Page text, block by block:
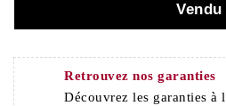
Vendu
Retrouvez nos garanties
Découvrez les garanties à